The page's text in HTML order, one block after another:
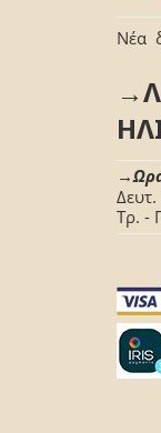
Νέα
Τρ. -